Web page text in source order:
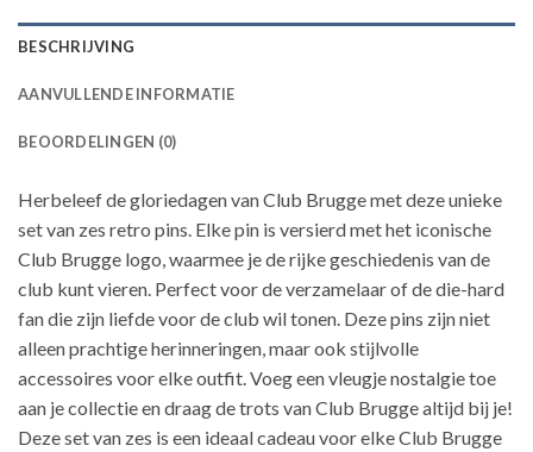
BESCHRIJVING
AANVULLENDE INFORMATIE
BEOORDELINGEN (0)
Herbeleef de gloriedagen van Club Brugge met deze unieke
set van zes retro pins. Elke pin is versierd met het iconische
Club Brugge logo, waarmee je de rijke geschiedenis van de
club kunt vieren. Perfect voor de verzamelaar of de die-hard
fan die zijn liefde voor de club wil tonen. Deze pins zijn niet
alleen prachtige herinneringen, maar ook stijlvolle
accessoires voor elke outfit. Voeg een vleugje nostalgie toe
aan je collectie en draag de trots van Club Brugge altijd bij je!
Deze set van zes is een ideaal cadeau voor elke Club Brugge